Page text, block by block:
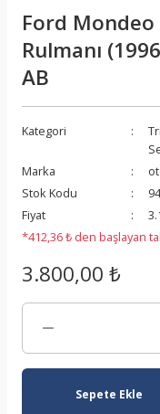
Ford
Rulmanı
AB
Kategori
Marka
Stok Kodu
Fiyat
*412,36 ₺ den başlayan
3.800,00 ₺
Sepete Ekle